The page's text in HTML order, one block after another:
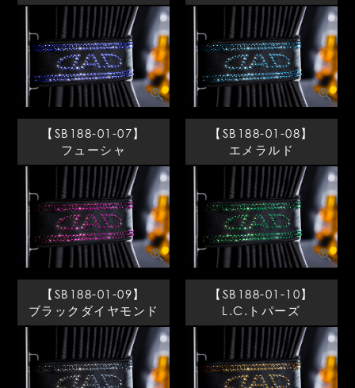
【SB188-01-07】
フューシャ
【SB188-01-08】
エメラルド
【SB188-01-09】
ブラックダイヤモンド
【SB188-01-10】
L.C.トパーズ